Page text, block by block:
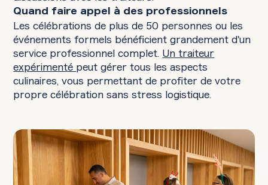
Quand faire appel à des professionnels
Les célébrations de plus de 50 personnes ou les
événements formels bénéficient grandement d'un
service professionnel complet. Un traiteur
expérimenté peut gérer tous les aspects
culinaires, vous permettant de profiter de votre
propre célébration sans stress logistique.